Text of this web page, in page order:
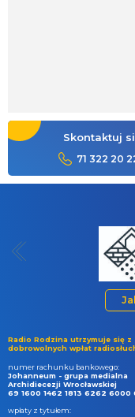
Skontaktuj
71 322 20
Radio Rodzina utrzymuje się z
dobrowolnych wpłat
numer rachunku bankowego:
Johanneum - grupa medialna
Archidiecezji Wrocławskiej
69 1600 1462 1813 6262 6000
wpłaty z tytułem: